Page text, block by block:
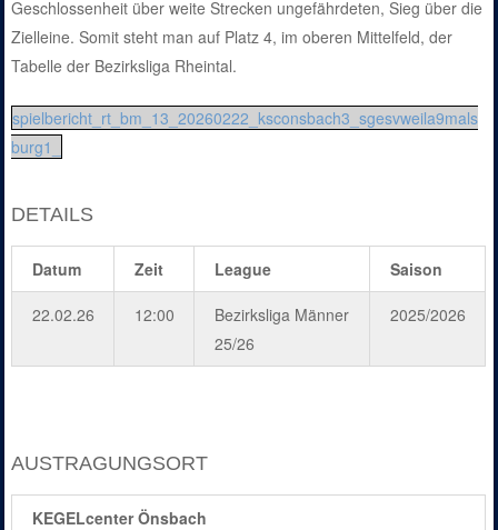
Geschlossenheit über weite Strecken ungefährdeten, Sieg über die
Zielleine. Somit steht man auf Platz 4, im oberen Mittelfeld, der
Tabelle der Bezirksliga Rheintal.
spielbericht_rt_bm_13_20260222_ksconsbach3_sgesvweila9mals
burg1_
DETAILS
Datum Zeit League Saison
22.02.26 12:00
Bezirksliga Männer
25/26
2025/2026
AUSTRAGUNGSORT
KEGELcenter Önsbach